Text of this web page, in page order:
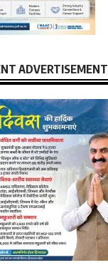
ADVERTISEMENT